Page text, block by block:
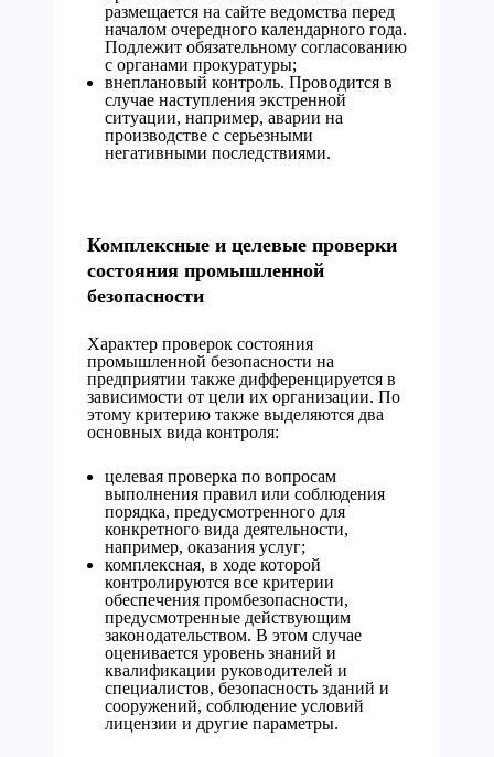
размещается на сайте ведомства перед
началом очередного календарного года.
Подлежит обязательному согласованию
с органами прокуратуры;
внеплановый контроль. Проводится в
случае наступления экстренной
ситуации, например, аварии на
производстве с серьезными
негативными последствиями.
Комплексные и целевые проверки
состояния промышленной
безопасности
Характер проверок состояния
промышленной безопасности на
предприятии также дифференцируется в
зависимости от цели их организации. По
этому критерию также выделяются два
основных вида контроля:
целевая проверка по вопросам
выполнения правил или соблюдения
порядка, предусмотренного для
конкретного вида деятельности,
например, оказания услуг;
комплексная, в ходе которой
контролируются все критерии
обеспечения промбезопасности,
предусмотренные действующим
законодательством. В этом случае
оценивается уровень знаний и
квалификации руководителей и
специалистов, безопасность зданий и
сооружений, соблюдение условий
лицензии и другие параметры.